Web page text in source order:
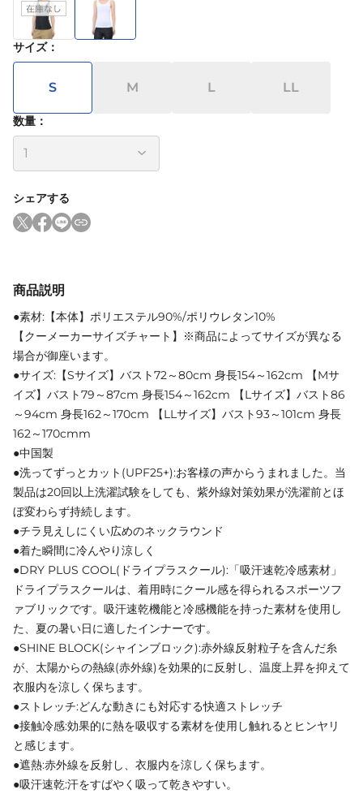
サイズ：
S M L LL
数量：
シェアする
商品説明
●素材:【本体】ポリエステル90%/ポリウレタン10%
【クーメーカーサイズチャート】※商品によってサイズが異なる
場合が御座います。
●サイズ:【Sサイズ】バスト72～80cm 身長154～162cm 【Mサ
イズ】バスト79～87cm 身長154～162cm 【Lサイズ】バスト86
～94cm 身長162～170cm 【LLサイズ】バスト93～101cm 身長
162～170cmm
●中国製
●洗ってずっとカット(UPF25+):お客様の声からうまれました。当
製品は20回以上洗濯試験をしても、紫外線対策効果が洗濯前とほ
ぼ変わらず持続します。
●チラ見えしにくい広めのネックラウンド
●着た瞬間に冷んやり涼しく
●DRY PLUS COOL(ドライプラスクール):「吸汗速乾冷感素材」
ドライプラスクールは、着用時にクール感を得られるスポーツフ
ァブリックです。吸汗速乾機能と冷感機能を持った素材を使用し
た、夏の暑い日に適したインナーです。
●SHINE BLOCK(シャインブロック):赤外線反射粒子を含んだ糸
が、太陽からの熱線(赤外線)を効果的に反射し、温度上昇を抑えて
衣服内を涼しく保ちます。
●ストレッチ:どんな動きにも対応する快適ストレッチ
●接触冷感:効果的に熱を吸収する素材を使用し触れるとヒンヤリ
と感じます。
●遮熱:赤外線を反射し、衣服内を涼しく保ちます。
●吸汗速乾:汗をすばやく吸って乾きやすい。